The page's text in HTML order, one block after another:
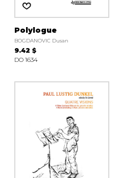
Polylogue
BOGDANOVIC Dusan
9.42 $
DO 1634